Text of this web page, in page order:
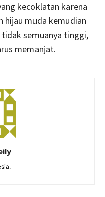
kecoklatan karena
hijau muda kemudian
semuanya tinggi,
memanjat.